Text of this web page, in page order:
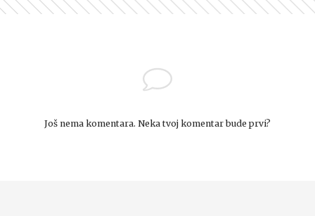
Još nema komentara. Neka tvoj komentar bude prvi?